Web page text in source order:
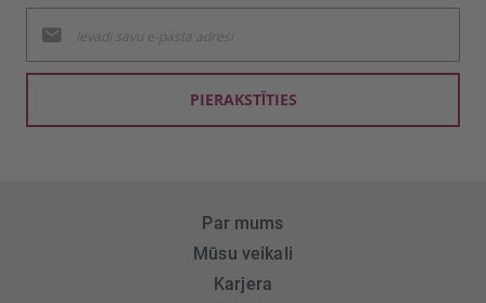
jaunumu
saņemšanai:
PIERAKSTĪTIES
Par mums
Mūsu veikali
Karjera